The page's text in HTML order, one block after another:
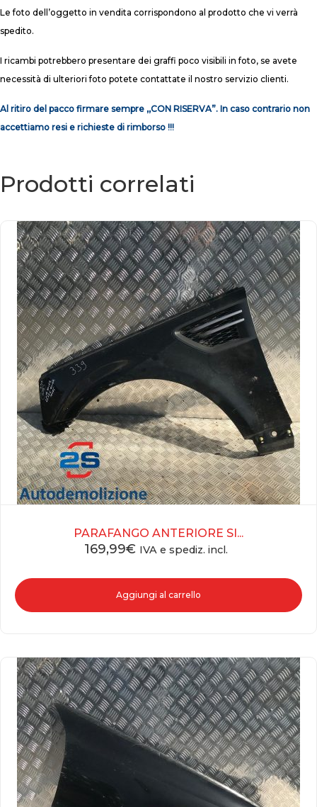
Le foto dell’oggetto in vendita corrispondono al prodotto che vi verrà
spedito.
I ricambi potrebbero presentare dei graffi poco visibili in foto, se avete
necessità di ulteriori foto potete contattate il nostro servizio clienti.
Al ritiro del pacco firmare sempre ,,CON RISERVA”. In caso contrario non
accettiamo resi e richieste di rimborso !!!
Prodotti correlati
PARAFANGO ANTERIORE SI...
169,99€ IVA e spediz. incl.
Aggiungi al carrello